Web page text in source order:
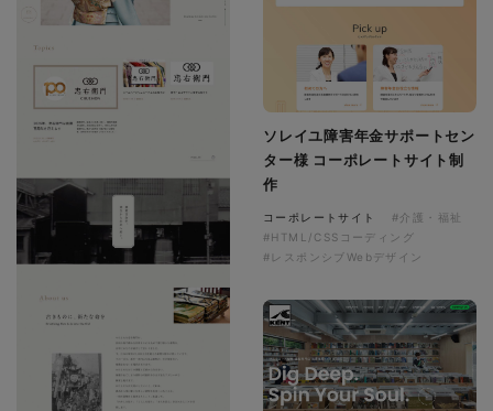
ソレイユ障害年金サポートセン
ター様 コーポレートサイト制
作
コーポレートサイト
#介護・福祉
#HTML/CSSコーディング
#レスポンシブWebデザイン